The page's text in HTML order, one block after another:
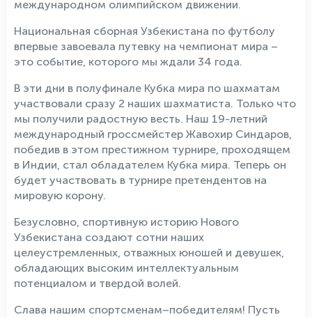
международном олимпийском движении.
Национальная сборная Узбекистана по футболу
впервые завоевала путевку на чемпионат мира –
это событие, которого мы ждали 34 года.
В эти дни в полуфинале Кубка мира по шахматам
участвовали сразу 2 наших шахматиста. Только что
мы получили радостную весть. Наш 19-летний
международный гроссмейстер Жавохир Синдаров,
победив в этом престижном турнире, проходящем
в Индии, стал обладателем Кубка мира. Теперь он
будет участвовать в турнире претендентов на
мировую корону.
Безусловно, спортивную историю Нового
Узбекистана создают сотни наших
целеустремленных, отважных юношей и девушек,
обладающих высоким интеллектуальным
потенциалом и твердой волей.
Слава нашим спортсменам–победителям! Пусть